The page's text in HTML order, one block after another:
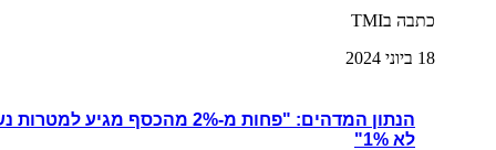
כתבה בTMI
18 ביוני 2024
הנתון המדהים: "פחות מ-2% מהכסף
לא 1%"